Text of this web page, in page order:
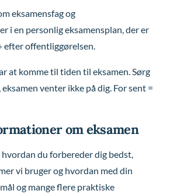
eksamensfag og
i en personlig eksamensplan, der er
offentliggørelsen.
at komme til tiden til eksamen. Sørg
venter ikke på dig. For sent =
om eksamen
du forbereder dig bedst,
vi bruger og hvordan med din
og mange flere praktiske